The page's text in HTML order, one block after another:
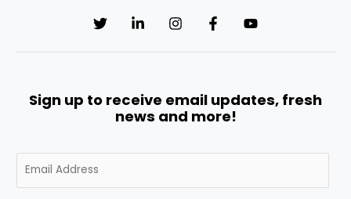
Sign up to receive email updates, fresh
news and more!
m